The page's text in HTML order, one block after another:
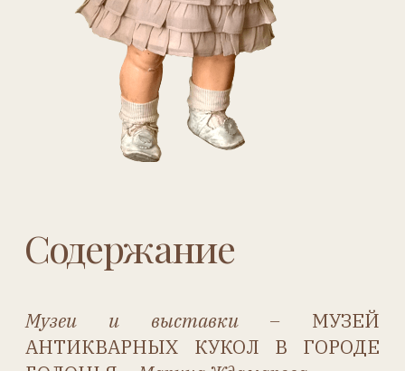
ПРОБЛЕМАХ НАРОДНОГО
ОБРАЗОВАНИЯ –Наталья Курочкина
Редкости –ПРИНЦЕССА
Надежда Спирина
Персона –
РУССКИЙ СТИЛЬ
ЕЛИЗАВЕТЫ БЁМ –Надежда Спирина
В гостях у куклы – ЕСЛИ БЫ ВОДА
БЫЛА КАМНЕМ –Наталья Курочкина
Ретроспектива –ЗАБЫТЫЕ ИМЕНА –
ЧЕСТЕРТОНА –
Игрушки –МИШКИНА ИСТОРИЯ –
Валентина Белянина